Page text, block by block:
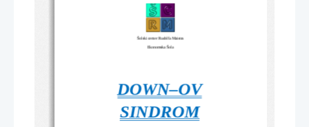
Šolski center Rudolfa Maistra
Ekonomska Šola
DOWN–OV
SINDROM